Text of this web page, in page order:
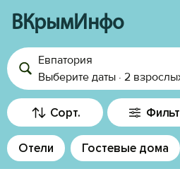
ВКрымИнфо
Войти
Избранное
История просмотра
Евпатория
Выберите даты · 2
Сорт.
Отели Гостевые дома